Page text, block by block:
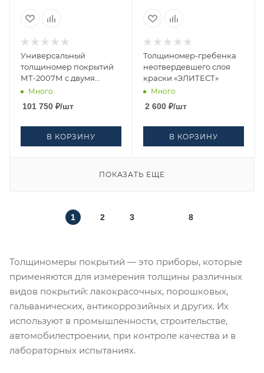
Универсальный
толщиномер покрытий
МТ-2007М с двумя
преобразователями
Много
101 750 ₽/шт
В КОРЗИНУ
Толщиномер-гребенка
неотвердевшего слоя
краски «ЭЛИТЕСТ»
Много
2 600 ₽/шт
В КОРЗИНУ
ПОКАЗАТЬ ЕЩЕ
1 2 3 8
Толщиномеры покрытий — это приборы, которые
применяются для измерения толщины различных
видов покрытий: лакокрасочных, порошковых,
гальванических, антикоррозийных и других. Их
используют в промышленности, строительстве,
автомобилестроении, при контроле качества и в
лабораторных испытаниях.